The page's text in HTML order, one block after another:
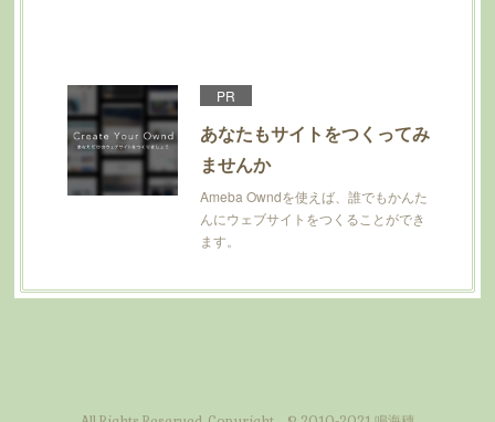
PR
あなたもサイトをつくってみ
ませんか
Ameba Owndを使えば、誰でもかんた
んにウェブサイトをつくることができ
ます。